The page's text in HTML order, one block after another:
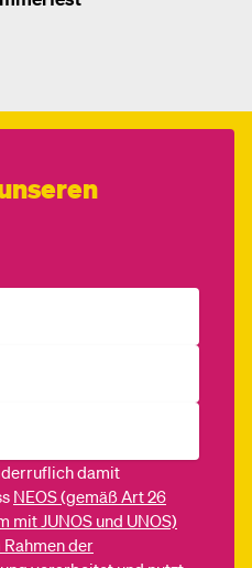
damit
NEOS (gemäß Art 26
mit JUNOS und UNOS)
der